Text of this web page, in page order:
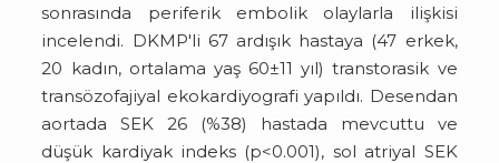
sonrasında periferik embolik olaylarla ilişkisi
incelendi. DKMP'li 67 ardışık hastaya (47 erkek,
20 kadın, ortalama yaş 60±11 yıl) transtorasik ve
transözofajiyal ekokardiyografi yapıldı. Desendan
aortada SEK 26 (%38) hastada mevcuttu ve
düşük kardiyak indeks (p<0.001), sol atriyal SEK